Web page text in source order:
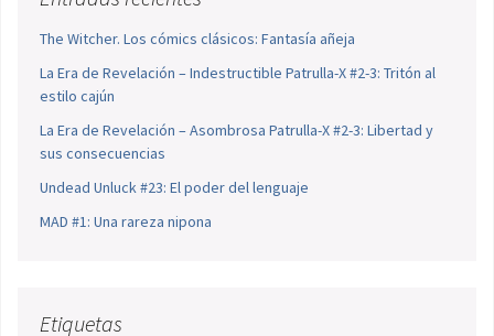
The Witcher. Los cómics clásicos: Fantasía añeja
La Era de Revelación – Indestructible Patrulla-X #2-3: Tritón al
estilo cajún
La Era de Revelación – Asombrosa Patrulla-X #2-3: Libertad y
sus consecuencias
Undead Unluck #23: El poder del lenguaje
MAD #1: Una rareza nipona
Etiquetas